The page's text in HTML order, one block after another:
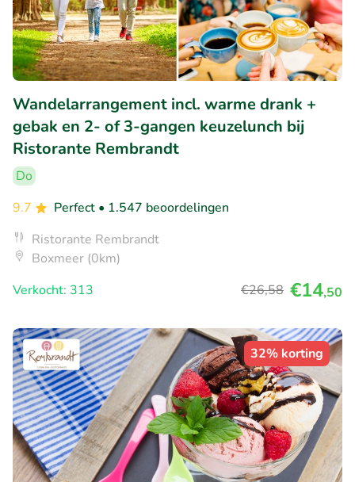
Wandelarrangement incl. warme drank +
gebak en 2- of 3-gangen keuzelunch bij
Ristorante Rembrandt
Do
9.7
Perfect • 1.547 beoordelingen
Ristorante Rembrandt
Boxmeer (0km)
Verkocht: 313
€26,58 €14,50
32% korting